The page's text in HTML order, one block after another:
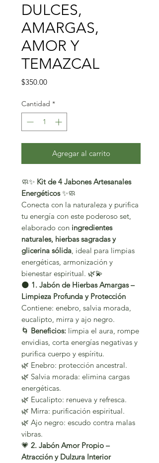
DULCES,
AMARGAS,
AMOR Y
TEMAZCAL
$350.00Precio
Cantidad *
Agregar al carrito
🧼✨ Kit de 4 Jabones Artesanales
Energéticos✨🧼
Conecta con la naturaleza y purifica
tu energía con este poderoso set,
elaborado con ingredientes
naturales, hierbas sagradas y
glicerina sólida, ideal para limpias
energéticas, armonización y
bienestar espiritual. 🌿💫
🌑 1. Jabón de Hierbas Amargas –
Limpieza Profunda y Protección
Contiene: enebro, salvia morada,
eucalipto, mirra y ajo negro.
🌀 Beneficios: limpia el aura, rompe
envidias, corta energías negativas y
purifica cuerpo y espíritu.
🌿 Enebro: protección ancestral.
🌿 Salvia morada: elimina cargas
energéticas.
🌿 Eucalipto: renueva y refresca.
🌿 Mirra: purificación espiritual.
🌿 Ajo negro: escudo contra malas
vibras.
💗 2. Jabón Amor Propio –
Atracción y Dulzura Interior